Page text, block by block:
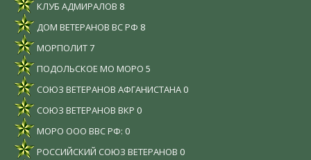
КЛУБ АДМИРАЛОВ 8
ДОМ ВЕТЕРАНОВ ВС РФ 8
МОРПОЛИТ7
ПОДОЛЬСКОЕ МО МОРО 5
СОЮЗ ВЕТЕРАНОВ АФГАНИСТАНА 0
СОЮЗ ВЕТЕРАНОВ ВКР 0
МОРО ООО ВВС РФ: 0
РОССИЙСКИЙ СОЮЗ ВЕТЕРАНОВ 0